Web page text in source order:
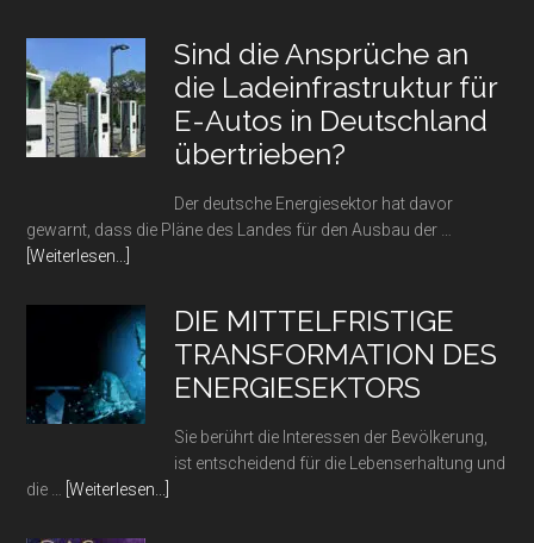
Strom
und
Gas
Vergleich,
sinken
die
Sind die Ansprüche an
die Ladeinfrastruktur für
E-Autos in Deutschland
übertrieben?
Der deutsche Energiesektor hat davor
gewarnt, dass die Pläne des Landes für den Ausbau der …
[Weiterlesen...]
Plugin
Sind
die
Ansprüche
an
Ladeinfrastruktur
für
DIE MITTELFRISTIGE
TRANSFORMATION DES
ENERGIESEKTORS
Sie berührt die Interessen der Bevölkerung,
ist entscheidend für die Lebenserhaltung und
die …
[Weiterlesen...]